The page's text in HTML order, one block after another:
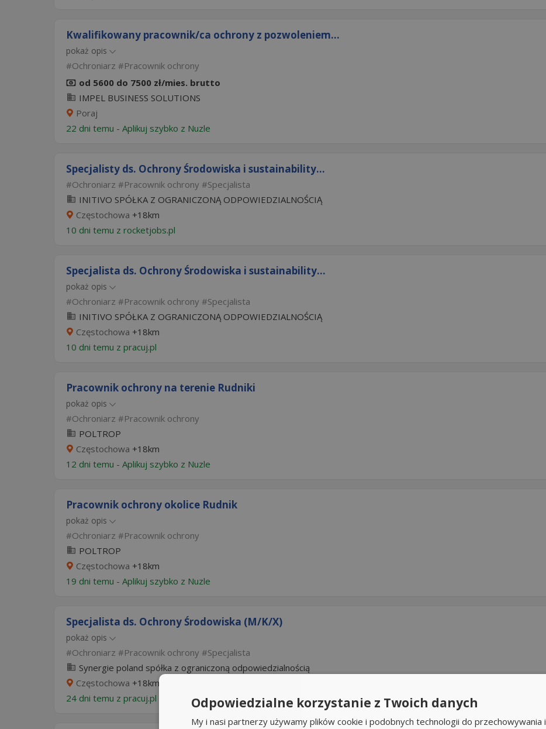
Kwalifikowany pracownik/ca ochrony z pozwoleniem...
pokaż opis
Ochroniarz
Pracownik ochrony
od 5600 do 7500 zł/mies. brutto
IMPEL BUSINESS SOLUTIONS
Poraj
22 dni temu - Aplikuj szybko z Nuzle
Specjalisty ds. Ochrony Środowiska i sustainability...
Ochroniarz Pracownik ochrony
Specjalista
INITIVO SPÓŁKA Z OGRANICZONĄ ODPOWIEDZIALNOŚCIĄ
Częstochowa +18km
10 dni temu z rocketjobs.pl
Specjalista ds. Ochrony Środowiska i sustainability...
pokaż opis
Ochroniarz Pracownik ochrony
Specjalista
INITIVO SPÓŁKA Z OGRANICZONĄ ODPOWIEDZIALNOŚCIĄ
Częstochowa +18km
10 dni temu z pracuj.pl
Pracownik ochrony na terenie Rudniki
pokaż opis
Ochroniarz
Pracownik ochrony
POLTROP
Częstochowa +18km
12 dni temu - Aplikuj szybko z Nuzle
Pracownik ochrony okolice Rudnik
pokaż opis
Ochroniarz
Pracownik ochrony
POLTROP
Częstochowa +18km
19 dni temu - Aplikuj szybko z Nuzle
Specjalista ds. Ochrony Środowiska (M/K/X)
pokaż opis
Ochroniarz Pracownik ochrony
Specjalista
Synergie poland spółka z ograniczoną odpowiedzialnością
Częstochowa +18km
24 dni temu z pracuj.pl Odpowiedzialne korzystanie z Twoich danych
My i nasi partnerzy używamy plików cookie i podobnych technologii do przechowywania i